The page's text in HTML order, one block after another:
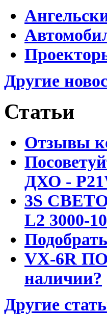
Другие
Статьи
Отзывы
ДХО -
3S
L2 3000-
VX-6R
наличии?
Другие